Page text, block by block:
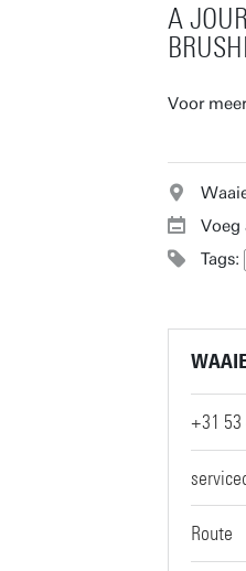
A
Voor
Voeg
Tags:
+31 53
Route